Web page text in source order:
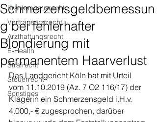
Krankenhausrecht
Vertragsarztrecht
Arzthaftungsrecht
E-Health
Strafrecht
Steuerrecht
Sonstiges
Schmerzensgeldbemessun
g bei fehlerhafter
Blondierung mit
permanentem Haarverlust
Das Landgericht Köln hat mit Urteil
vom 11.10.2019 (Az. 7 O2 116/17) der
Klägerin ein Schmerzensgeld i.H.v.
4.000,- € zugesprochen, darüber